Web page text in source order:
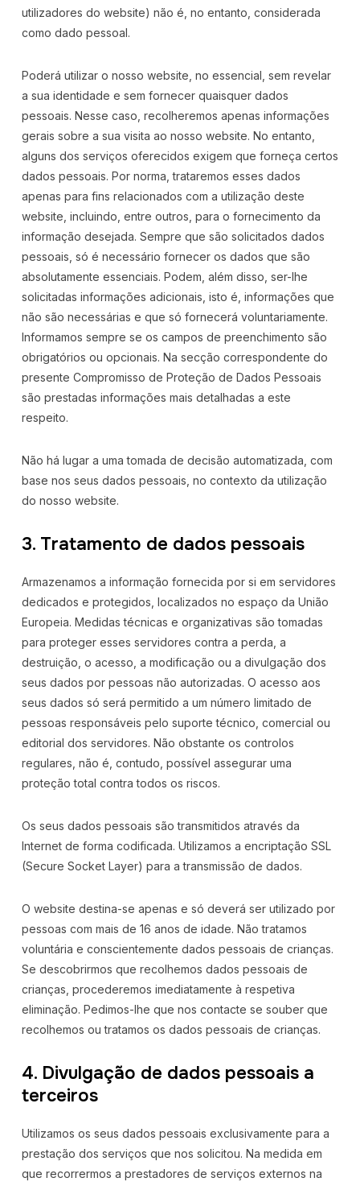
utilizadores do website) não é, no entanto, considerada
como dado pessoal.
Poderá utilizar o nosso website, no essencial, sem revelar
a sua identidade e sem fornecer quaisquer dados
pessoais. Nesse caso, recolheremos apenas informações
gerais sobre a sua visita ao nosso website. No entanto,
alguns dos serviços oferecidos exigem que forneça certos
dados pessoais. Por norma, trataremos esses dados
apenas para fins relacionados com a utilização deste
website, incluindo, entre outros, para o fornecimento da
informação desejada. Sempre que são solicitados dados
pessoais, só é necessário fornecer os dados que são
absolutamente essenciais. Podem, além disso, ser-lhe
solicitadas informações adicionais, isto é, informações que
não são necessárias e que só fornecerá voluntariamente.
Informamos sempre se os campos de preenchimento são
obrigatórios ou opcionais. Na secção correspondente do
presente Compromisso de Proteção de Dados Pessoais
são prestadas informações mais detalhadas a este
respeito.
Não há lugar a uma tomada de decisão automatizada, com
base nos seus dados pessoais, no contexto da utilização
do nosso website.
3. Tratamento de dados pessoais
Armazenamos a informação fornecida por si em servidores
dedicados e protegidos, localizados no espaço da União
Europeia. Medidas técnicas e organizativas são tomadas
para proteger esses servidores contra a perda, a
destruição, o acesso, a modificação ou a divulgação dos
seus dados por pessoas não autorizadas. O acesso aos
seus dados só será permitido a um número limitado de
pessoas responsáveis pelo suporte técnico, comercial ou
editorial dos servidores. Não obstante os controlos
regulares, não é, contudo, possível assegurar uma
proteção total contra todos os riscos.
Os seus dados pessoais são transmitidos através da
Internet de forma codificada. Utilizamos a encriptação SSL
(Secure Socket Layer) para a transmissão de dados.
O website destina-se apenas e só deverá ser utilizado por
pessoas com mais de 16 anos de idade. Não tratamos
voluntária e conscientemente dados pessoais de crianças.
Se descobrirmos que recolhemos dados pessoais de
crianças, procederemos imediatamente à respetiva
eliminação. Pedimos-lhe que nos contacte se souber que
recolhemos ou tratamos os dados pessoais de crianças.
4. Divulgação de dados pessoais a
terceiros
Utilizamos os seus dados pessoais exclusivamente para a
prestação dos serviços que nos solicitou. Na medida em
que recorrermos a prestadores de serviços externos na